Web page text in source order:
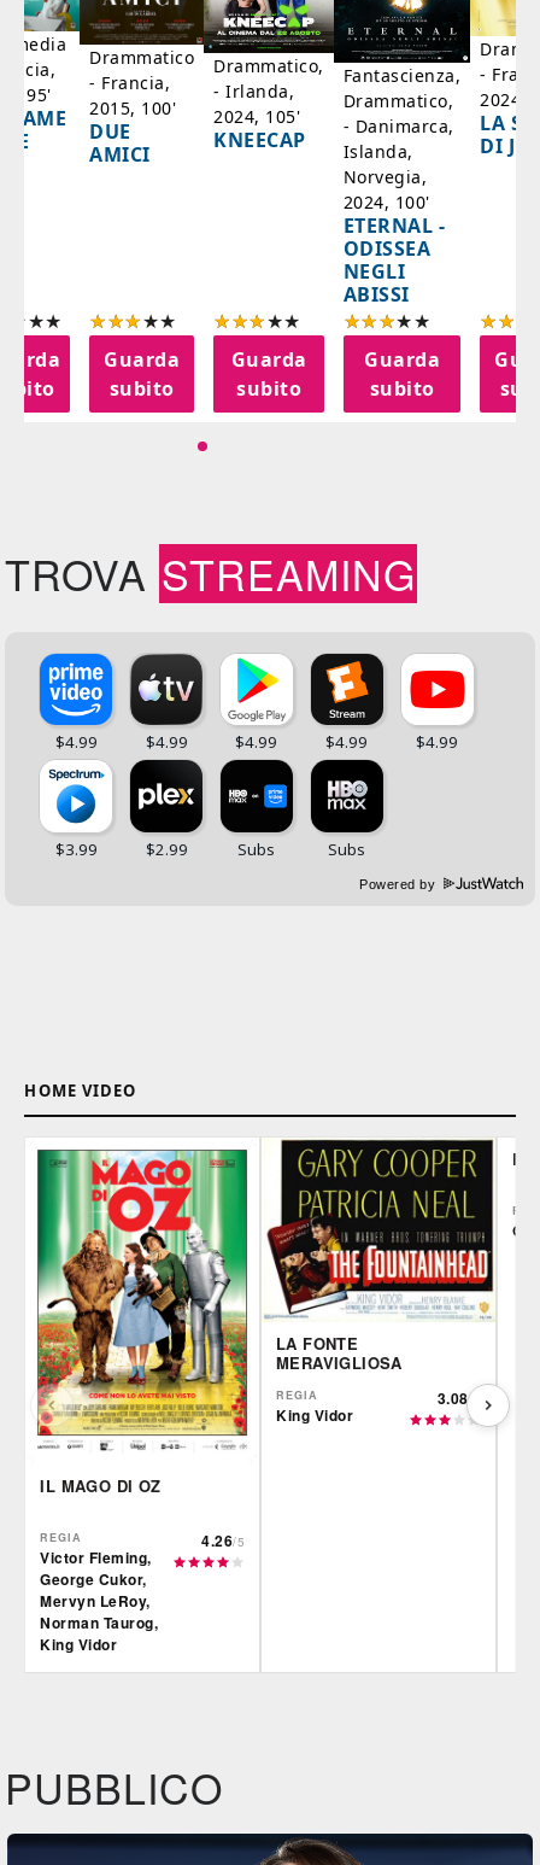
95'
Drammatico
- Francia,
2015, 100'
DUE
AMICI
Guarda
subito
Drammatico,
- Irlanda,
2024, 105'
KNEECAP
Guarda
subito
Fantascienza,
Drammatico,
- Danimarca,
Islanda,
Norvegia,
2024, 100'
ETERNAL -
ODISSEA
NEGLI
ABISSI
Guarda
subito
-
2024,
LA
DI
TROVA STREAMING
Powered by
HOME VIDEO
IL MAGO DI OZ
REGIA
Victor Fleming,
George Cukor,
Mervyn LeRoy,
Norman Taurog,
King Vidor
4.26/5
LA FONTE
MERAVIGLIOSA
REGIA
King Vidor
3.08/5
PUBBLICO